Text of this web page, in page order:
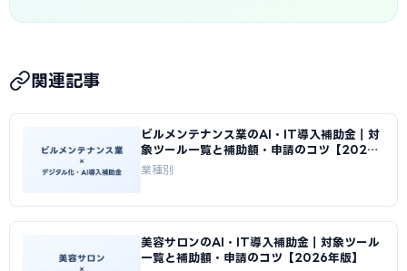
関連記事
ビルメンテナンス業のAI・IT導入補助金｜対
象ツール一覧と補助額・申請のコツ【2026
年版】
業種別
美容サロンのAI・IT導入補助金｜対象ツール
一覧と補助額・申請のコツ【2026年版】